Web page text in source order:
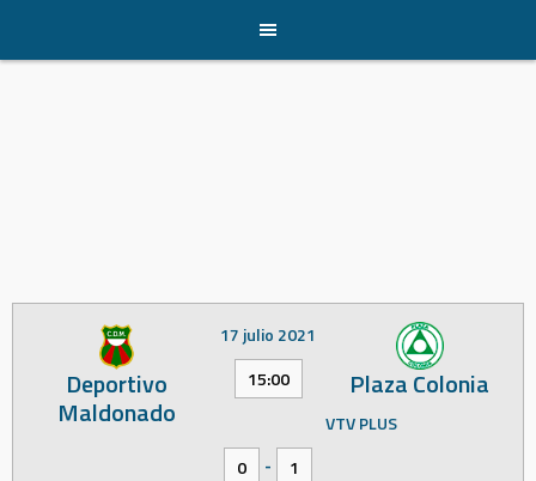
content
Deportivo
Maldonado
Plaza Colonia
17 julio 2021
15:00
VTV PLUS
0
-
1